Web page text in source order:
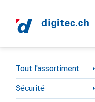
Navigation par
Tout l'assortiment
Sécurité